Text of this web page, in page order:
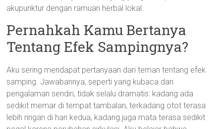
akupunktur dengan ramuan herbal lokal.
Pernahkah Kamu Bertanya
Tentang Efek Sampingnya?
Aku sering mendapat pertanyaan dari teman tentang efek
samping. Jawabannya, seperti yang kubaca dari
pengalaman sendiri, tidak selalu dramatis: kadang ada
sedikit memar di tempat tambalan, terkadang otot terasa
lebih ringan di hari kedua, kadang juga mata terasa sedikit